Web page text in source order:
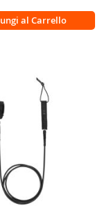
al Carrello